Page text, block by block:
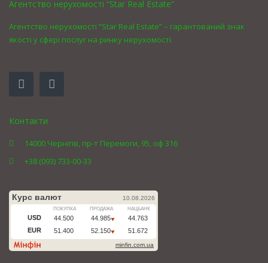
Агентство нерухомості “Star Real Estate”
Агентство нерухомості “Star Real Estate” – гарантований знак
якості у сфері послуг на ринку нерухомості.
Контакти
14000 Чернігів, пр-т Перемоги, 95, оф 316
+38 (093) 733-00-33